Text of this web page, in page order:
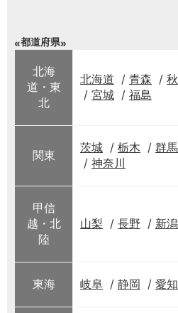
都道府県
北海
道・東
北
北海道 青森
宮城
福島
関東
茨城 栃木 群馬
神奈川
甲信
越・北
陸
山梨 長野 新潟
東海 岐阜 静岡 愛知